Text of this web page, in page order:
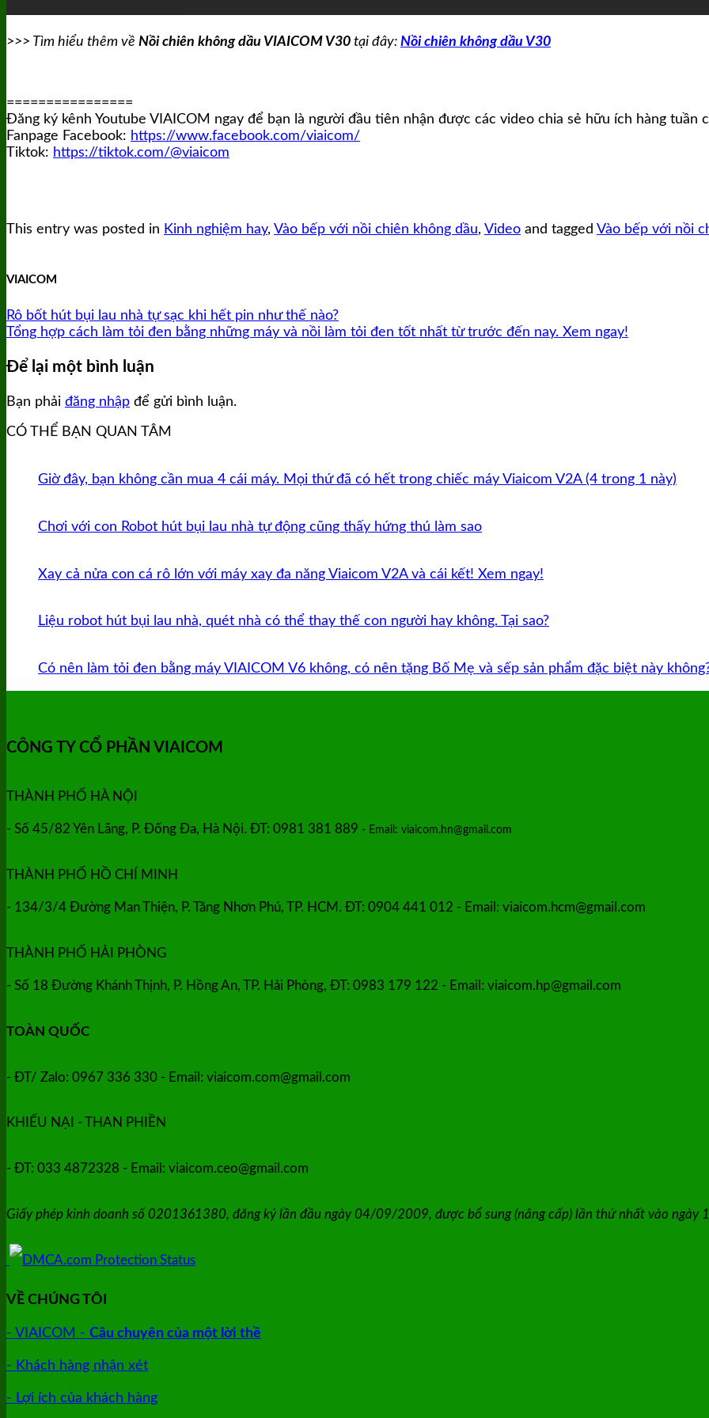
>>> Tìm hiểu thêm về Nồi chiên không dầu VIAICOM V30 tại đây: Nồi chiên không dầu V30
================
Đăng ký kênh Youtube VIAICOM ngay để bạn là người đầu tiên nhận được các video chia sẻ hữu ích hàng tuần
Fanpage Facebook: https://www.facebook.com/viaicom/
Tiktok: https://tiktok.com/@viaicom
This entry was posted in Kinh nghiệm hay, Vào bếp với nồi chiên không dầu, Video and tagged Vào bếp với nồi
VIAICOM
Rô bốt hút bụi lau nhà tự sạc khi hết pin như thế nào?
Tổng hợp cách làm tỏi đen bằng những máy và nồi làm tỏi đen tốt nhất từ trước đến nay. Xem ngay!
Để lại một bình luận
Bạn phải đăng nhập để gửi bình luận.
CÓ THỂ BẠN QUAN TÂM
Giờ đây, bạn không cần mua 4 cái máy. Mọi thứ đã có hết trong chiếc máy Viaicom V2A (4 trong 1 này)
Chơi với con Robot hút bụi lau nhà tự động cũng thấy hứng thú làm sao
Xay cả nửa con cá rô lớn với máy xay đa năng Viaicom V2A và cái kết! Xem ngay!
Liệu robot hút bụi lau nhà, quét nhà có thể thay thế con người hay không. Tại sao?
Có nên làm tỏi đen bằng máy VIAICOM V6 không, có nên tặng Bố Mẹ và sếp sản phẩm đặc biệt này
CÔNG TY CỔ PHẦN VIAICOM
THÀNH PHỐ HÀ NỘI
- Số 45/82 Yên Lãng, P. Đống Đa, Hà Nội. ĐT: 0981 381 889 - Email: viaicom.hn@gmail.com
THÀNH PHỐ HỒ CHÍ MINH
- 134/3/4 Đường Man Thiện, P. Tăng Nhơn Phú, TP. HCM. ĐT: 0904 441 012 - Email: viaicom.hcm@gmail.com
THÀNH PHỐ HẢI PHÒNG
- Số 18 Đường Khánh Thịnh, P. Hồng An, TP. Hải Phòng, ĐT: 0983 179 122 - Email: viaicom.hp@gmail.com
TOÀN QUỐC
- ĐT/ Zalo: 0967 336 330 - Email: viaicom.com@gmail.com
KHIẾU NẠI - THAN PHIỀN
- ĐT: 033 4872328 - Email: viaicom.ceo@gmail.com
Giấy phép kinh doanh số 0201361380, đăng ký lần đầu ngày 04/09/2009, được bổ sung (nâng cấp) lần thứ nhất vào
VỀ CHÚNG TÔI
- VIAICOM - Câu chuyện của một lời thề
- Khách hàng nhận xét
- Lợi ích của khách hàng